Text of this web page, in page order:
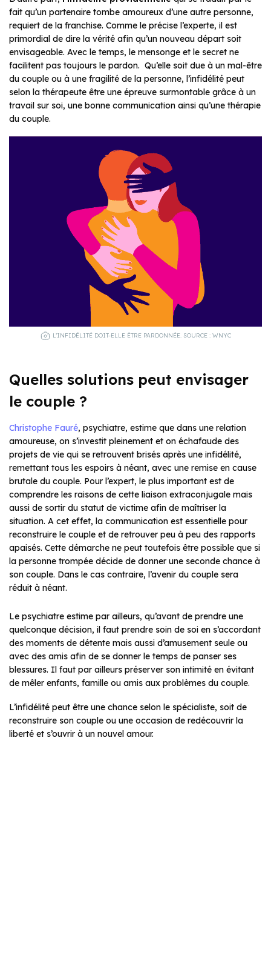
fait qu’un partenaire tombe amoureux d’une autre personne,
requiert de la franchise. Comme le précise l’experte, il est
primordial de dire la vérité afin qu’un nouveau départ soit
envisageable. Avec le temps, le mensonge et le secret ne
facilitent pas toujours le pardon. Qu’elle soit due à un mal-être
du couple ou à une fragilité de la personne, l’infidélité peut
selon la thérapeute être une épreuve surmontable grâce à un
travail sur soi, une bonne communication ainsi qu’une thérapie
du couple.
L’INFIDÉLITÉ DOIT-ELLE ÊTRE PARDONNÉE. SOURCE : WNYC
Quelles solutions peut envisager
le couple ?
Christophe Fauré, psychiatre, estime que dans une relation
amoureuse, on s’investit pleinement et on échafaude des
projets de vie qui se retrouvent brisés après une infidélité,
remettant tous les espoirs à néant, avec une remise en cause
brutale du couple. Pour l’expert, le plus important est de
comprendre les raisons de cette liaison extraconjugale mais
aussi de sortir du statut de victime afin de maîtriser la
situation. A cet effet, la communication est essentielle pour
reconstruire le couple et de retrouver peu à peu des rapports
apaisés. Cette démarche ne peut toutefois être possible que si
la personne trompée décide de donner une seconde chance à
son couple. Dans le cas contraire, l’avenir du couple sera
réduit à néant.
Le psychiatre estime par ailleurs, qu’avant de prendre une
quelconque décision, il faut prendre soin de soi en s’accordant
des moments de détente mais aussi d’amusement seule ou
avec des amis afin de se donner le temps de panser ses
blessures. Il faut par ailleurs préserver son intimité en évitant
de mêler enfants, famille ou amis aux problèmes du couple.
L’infidélité peut être une chance selon le spécialiste, soit de
reconstruire son couple ou une occasion de redécouvrir la
liberté et s’ouvrir à un nouvel amour.